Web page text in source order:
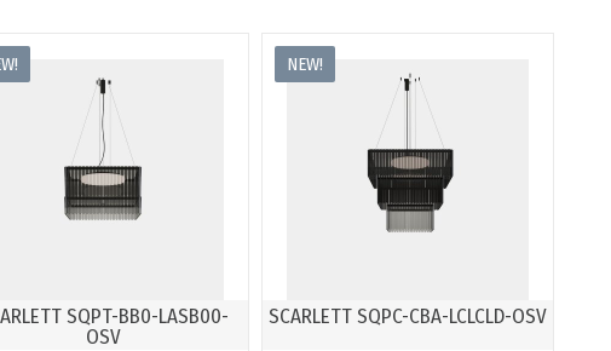
SQPT-BB0-LASB00-
OSV
NEW!
SCARLETT SQPC-CBA-LCLCLD-OSV